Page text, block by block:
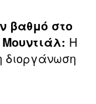
βαθμό στο
Η
διοργάνωση